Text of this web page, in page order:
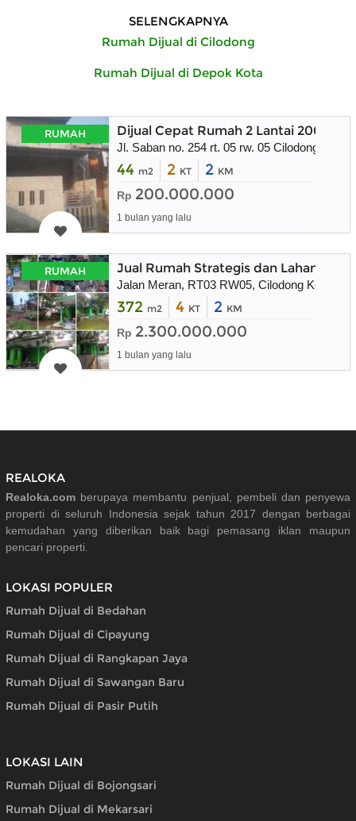
SELENGKAPNYA
Rumah Dijual di Cilodong
Rumah Dijual di Depok Kota
RUMAH Dijual Cepat Rumah 2 Lantai 200 juta
Jl. Saban no. 254 rt. 05 rw. 05 Cilodong Depok
44 m2 2 KT 2 KM
Rp 200.000.000
1 bulan yang lalu
RUMAH Jual Rumah Strategis dan Lahan
Jalan Meran, RT03 RW05, Cilodong Kel. ,
372 m2 4 KT 2 KM
Rp 2.300.000.000
1 bulan yang lalu
REALOKA
Realoka.com berupaya membantu penjual, pembeli dan penyewa
properti di seluruh Indonesia sejak tahun 2017 dengan berbagai
kemudahan yang diberikan baik bagi pemasang iklan maupun
pencari properti.
LOKASI POPULER
Rumah Dijual di Bedahan
Rumah Dijual di Cipayung
Rumah Dijual di Rangkapan Jaya
Rumah Dijual di Sawangan Baru
Rumah Dijual di Pasir Putih
LOKASI LAIN
Rumah Dijual di Bojongsari
Rumah Dijual di Mekarsari